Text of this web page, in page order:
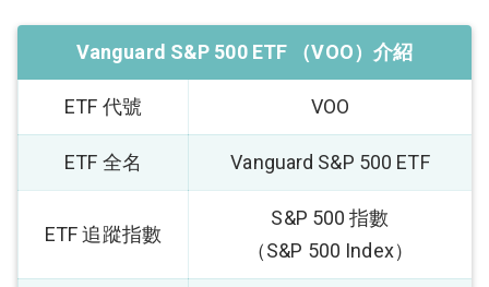
Vanguard S&P 500 ETF （VOO）介紹
ETF 代號 VOO
ETF 全名 Vanguard S&P 500 ETF
ETF 追蹤指數
S&P 500 指數
（S&P 500 Index）